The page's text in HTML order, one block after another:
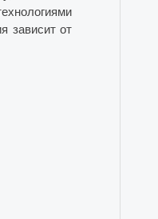
зависит от